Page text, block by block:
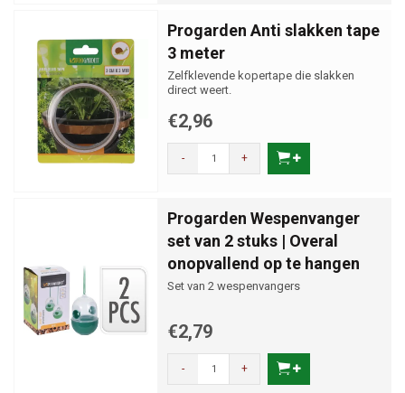
Progarden Anti slakken tape
3 meter
Zelfklevende kopertape die slakken
direct weert.
€2,96
- +
Progarden Wespenvanger
set van 2 stuks | Overal
onopvallend op te hangen
Set van 2 wespenvangers
€2,79
- +